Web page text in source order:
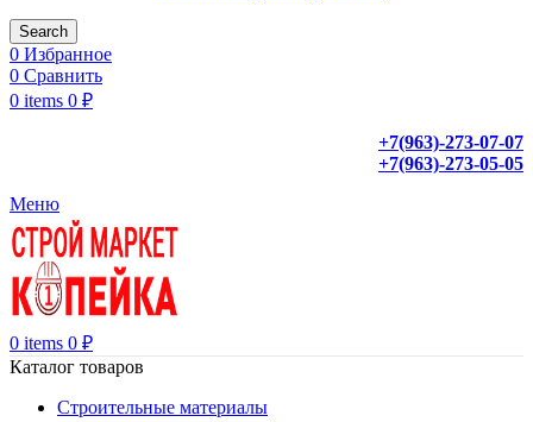
Search
0 Избранное
0 Сравнить
0 items 0 ₽
+7(963)-273-07-07
+7(963)-273-05-05
Меню
0 items 0 ₽
Каталог товаров
Строительные материалы